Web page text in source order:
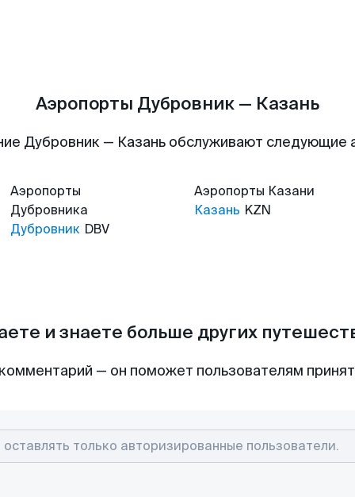
Аэропорты Дубровник — Казань
Дубровник — Казань обслуживают следующие
Аэропорты
Дубровника
Дубровник DBV
Аэропорты Казани
Казань KZN
и знаете больше других
— он поможет пользователям